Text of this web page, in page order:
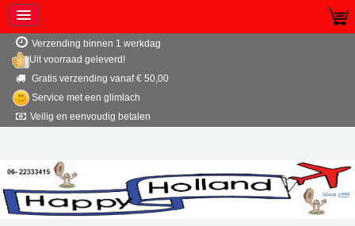
Verzending binnen 1 werkdag
Uit voorraad geleverd!
Gratis verzending vanaf € 50,00
Service met een glimlach
Veilig en eenvoudig betalen